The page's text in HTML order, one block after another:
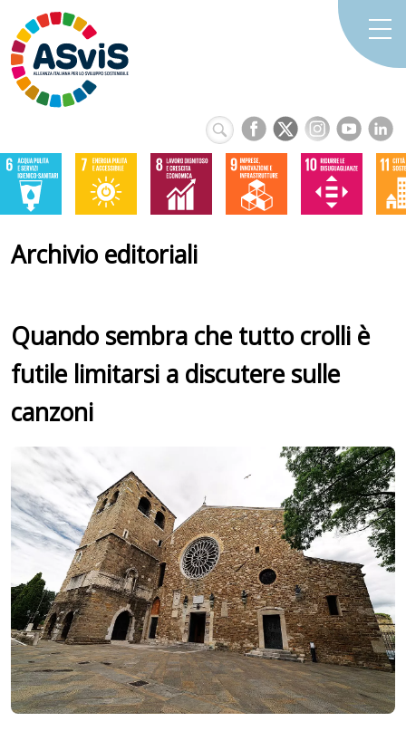
Archivio editoriali
Quando sembra che tutto crolli è
futile limitarsi a discutere sulle
canzoni